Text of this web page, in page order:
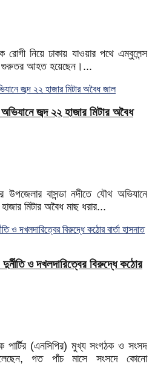
রোগী নিয়ে ঢাকায় যাওয়ার পথে এম্বুলেন্স
গুরুতর আহত হয়েছেন।...
জব্দ ২২ হাজার মিটার অবৈধ
উপজেলার বাসন্ডা নদীতে যৌথ অভিযানে
মিটার অবৈধ মাছ ধরার...
ও দখলদারিত্বের বিরুদ্ধে কঠোর
পার্টির (এনসিপির) মুখ্য সংগঠক ও সংসদ
গত পাঁচ মাসে সংসদে কোনো